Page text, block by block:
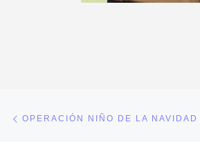
Navegación de entradas
OPERACIÓN NIÑO DE LA NAVIDAD